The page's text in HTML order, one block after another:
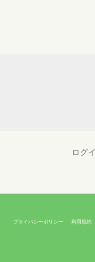
ログ
プライバシーポリシー 利用規約